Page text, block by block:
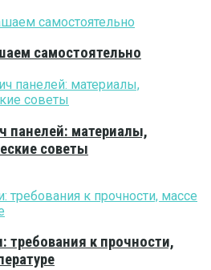
самостоятельно
панелей: материалы,
советы
к прочности,